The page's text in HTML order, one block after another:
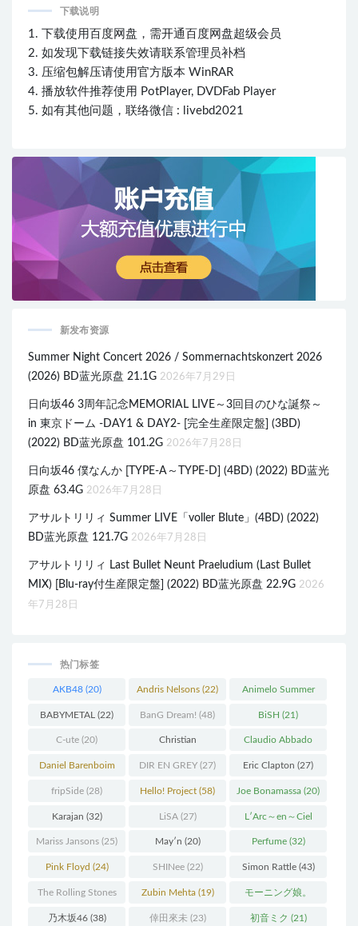
下载说明
1. 下载使用百度网盘，需开通百度网盘超级会员
2. 如发现下载链接失效请联系管理员补档
3. 压缩包解压请使用官方版本 WinRAR
4. 播放软件推荐使用 PotPlayer, DVDFab Player
5. 如有其他问题，联络微信 : livebd2021
新发布资源
Summer Night Concert 2026 / Sommernachtskonzert 2026
(2026) BD蓝光原盘 21.1G 2026年7月29日
日向坂46 3周年記念MEMORIAL LIVE～3回目のひな誕祭～
in 東京ドーム -DAY1 & DAY2- [完全生産限定盤] (3BD)
(2022) BD蓝光原盘 101.2G 2026年7月28日
日向坂46 僕なんか [TYPE-A～TYPE-D] (4BD) (2022) BD蓝光
原盘 63.4G 2026年7月28日
アサルトリリィ Summer LIVE「voller Blute」(4BD) (2022)
BD蓝光原盘 121.7G 2026年7月28日
アサルトリリィ Last Bullet Neunt Praeludium (Last Bullet
MIX) [Blu-ray付生産限定盤] (2022) BD蓝光原盘 22.9G 2026
年7月28日
热门标签
AKB48(20) Andris Nelsons (22) Animelo Summer
Live (34)
BABYMETAL (22) BanG Dream! (48) BiSH (21)
C-ute (20) Christian
Thielemann(36)
Claudio Abbado
(25)
Daniel Barenboim
(37)
DIR EN GREY (27) Eric Clapton (27)
fripSide (28) Hello! Project (58) Joe Bonamassa (20)
Karajan (32) LiSA(27) L′Arc～en～Ciel
(41)
Mariss Jansons (25) May′n (20) Perfume(32)
Pink Floyd (24) SHINee(22) Simon Rattle(43)
The Rolling Stones
(30)
Zubin Mehta(19) モーニング娘。
(27)
乃木坂46(38) 倖田來未 (23) 初音ミク (21)